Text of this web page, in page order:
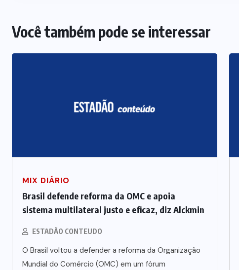
Você também pode se interessar
MIX DIÁRIO
Brasil defende reforma da OMC e apoia
sistema multilateral justo e eficaz, diz Alckmin
ESTADÃO CONTEUDO
O Brasil voltou a defender a reforma da Organização
Mundial do Comércio (OMC) em um fórum